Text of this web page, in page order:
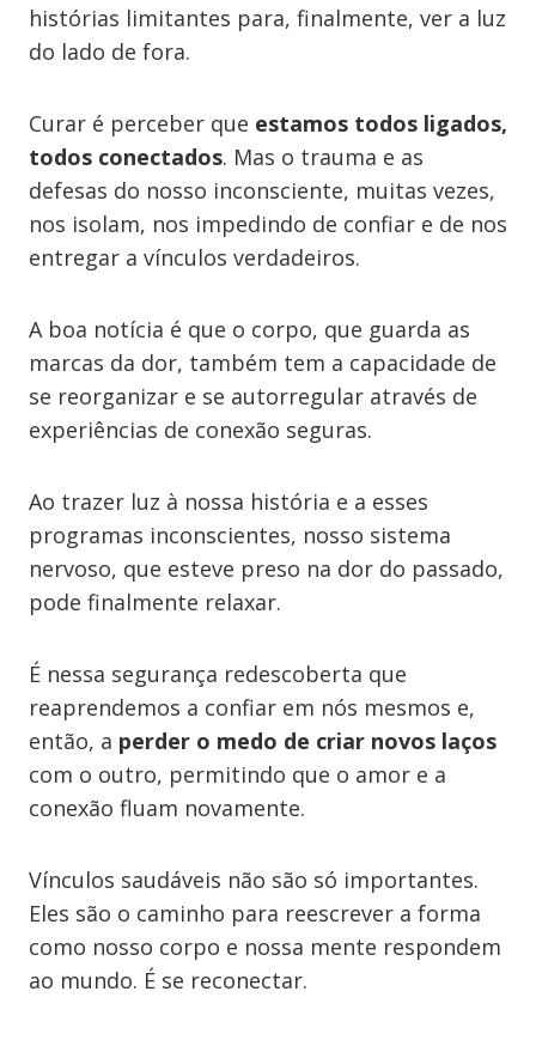
histórias limitantes para, finalmente, ver a luz
do lado de fora.
Curar é perceber que estamos todos ligados,
todos conectados. Mas o trauma e as
defesas do nosso inconsciente, muitas vezes,
nos isolam, nos impedindo de confiar e de nos
entregar a vínculos verdadeiros.
A boa notícia é que o corpo, que guarda as
marcas da dor, também tem a capacidade de
se reorganizar e se autorregular através de
experiências de conexão seguras.
Ao trazer luz à nossa história e a esses
programas inconscientes, nosso sistema
nervoso, que esteve preso na dor do passado,
pode finalmente relaxar.
É nessa segurança redescoberta que
reaprendemos a confiar em nós mesmos e,
então, a perder o medo de criar novos laços
com o outro, permitindo que o amor e a
conexão fluam novamente.
Vínculos saudáveis não são só importantes.
Eles são o caminho para reescrever a forma
como nosso corpo e nossa mente respondem
ao mundo. É se reconectar.